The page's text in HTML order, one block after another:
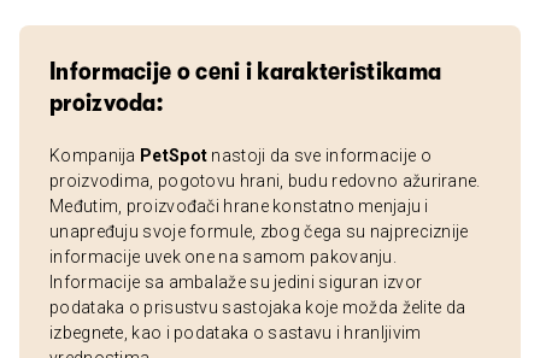
Informacije o ceni i karakteristikama
proizvoda:
Kompanija PetSpot nastoji da sve informacije o
proizvodima, pogotovu hrani, budu redovno ažurirane.
Međutim, proizvođači hrane konstatno menjaju i
unapređuju svoje formule, zbog čega su najpreciznije
informacije uvek one na samom pakovanju.
Informacije sa ambalaže su jedini siguran izvor
podataka o prisustvu sastojaka koje možda želite da
izbegnete, kao i podataka o sastavu i hranljivim